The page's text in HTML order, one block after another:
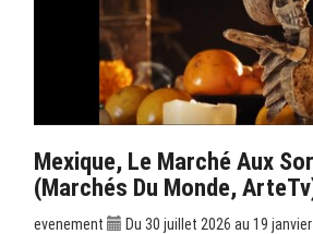
Mexique, Le Marché Aux
(Marchés Du Monde,
evenement
Du 30 juillet 2026 au 19